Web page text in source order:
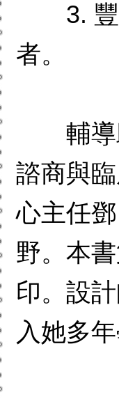
3. 豐富
者。
輔導助
諮商與
心主任
野。本
印。設
入她多